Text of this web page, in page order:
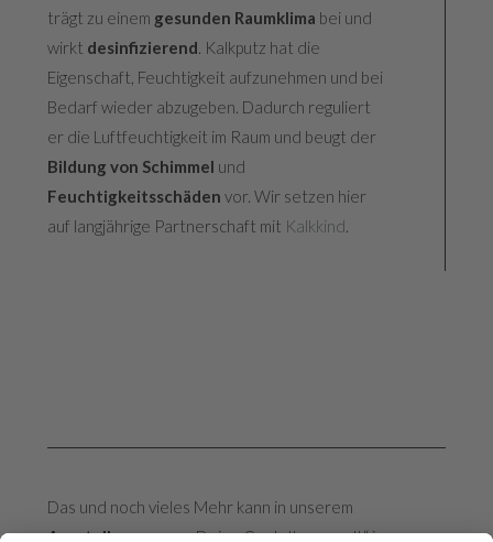
trägt zu einem gesunden Raumklima bei und
wirkt desinfizierend. Kalkputz hat die
Eigenschaft, Feuchtigkeit aufzunehmen und bei
Bedarf wieder abzugeben. Dadurch reguliert
er die Luftfeuchtigkeit im Raum und beugt der
Bildung von Schimmel und
Feuchtigkeitsschäden vor. Wir setzen hier
auf langjährige Partnerschaft mit Kalkkind.
Das und noch vieles Mehr kann in unserem
Ausstellungsraum„Deine Gestaltungswelt“ in